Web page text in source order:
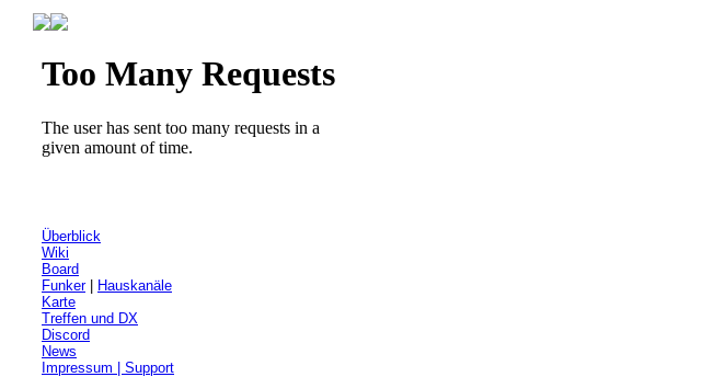
Überblick
Wiki
Board
Funker|
Hauskanäle
Karte
Treffen und DX
Discord
News
Impressum | Support